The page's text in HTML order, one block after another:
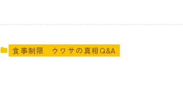
食事制限 ウワサの真相Q&A